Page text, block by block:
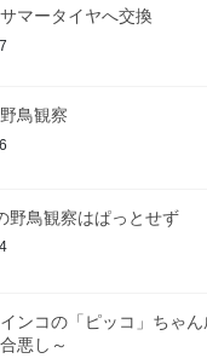
サマータイヤへ交換
鳥観察
野鳥観察はぱっとせず
ンコの「ピッコ」ちゃ
悪し～